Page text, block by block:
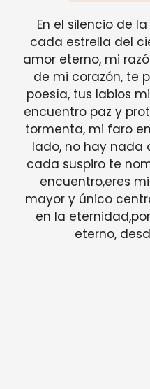
En el silencio de
cada estrella del
amor eterno, mi
de mi corazón, te
poesía, tus labios
encuentro paz y
tormenta, mi faro
lado, no hay nada
cada suspiro te
encuentro,eres
mayor y único
en la
eterno,